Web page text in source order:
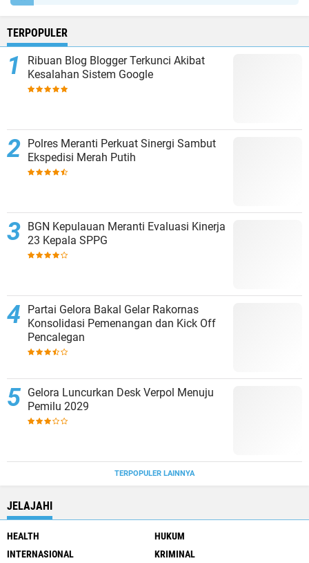
TERPOPULER
Ribuan Blog Blogger Terkunci Akibat
Kesalahan Sistem Google
Polres Meranti Perkuat Sinergi Sambut
Ekspedisi Merah Putih
BGN Kepulauan Meranti Evaluasi Kinerja
23 Kepala SPPG
Partai Gelora Bakal Gelar Rakornas
Konsolidasi Pemenangan dan Kick Off
Pencalegan
Gelora Luncurkan Desk Verpol Menuju
Pemilu 2029
TERPOPULER LAINNYA
JELAJAHI
HEALTH
HUKUM
INTERNASIONAL
KRIMINAL